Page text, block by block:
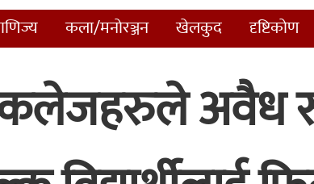
कला/मनोरञ्जन खेलकुद दृष्टिकोण
अवैध